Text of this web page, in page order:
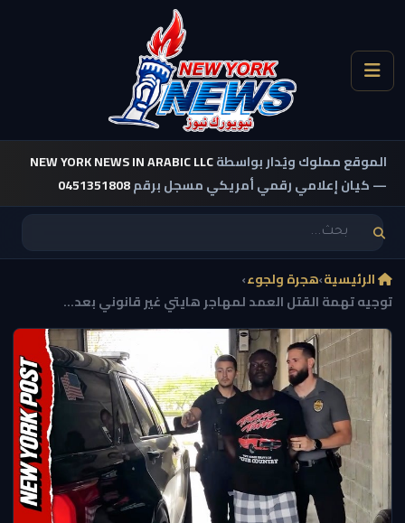
الموقع مملوك ويُدار بواسطةNEW YORK NEWS IN ARABIC LLC
— كيان إعلامي رقمي أمريكي مسجل برقم0451351808
الرئيسية›هجرة ولجوء›
توجيه تهمة القتل العمد لمهاجر هايتي غير قانوني بعد...